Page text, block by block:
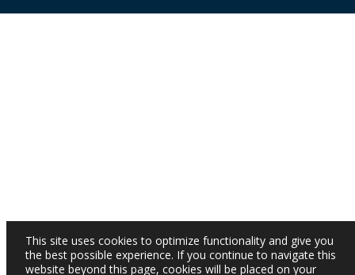
This site uses cookies to optimize functionality and give you
the best possible experience. If you continue to navigate this
website beyond this page, cookies will be placed on your